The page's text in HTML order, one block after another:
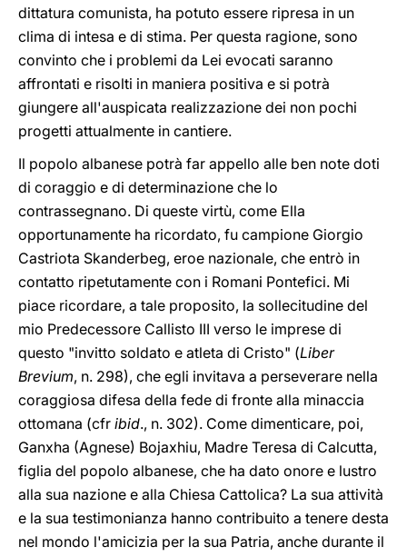
dittatura comunista, ha potuto essere ripresa in un
clima di intesa e di stima. Per questa ragione, sono
convinto che i problemi da Lei evocati saranno
affrontati e risolti in maniera positiva e si potrà
giungere all'auspicata realizzazione dei non pochi
progetti attualmente in cantiere.
Il popolo albanese potrà far appello alle ben note doti
di coraggio e di determinazione che lo
contrassegnano. Di queste virtù, come Ella
opportunamente ha ricordato, fu campione Giorgio
Castriota Skanderbeg, eroe nazionale, che entrò in
contatto ripetutamente con i Romani Pontefici. Mi
piace ricordare, a tale proposito, la sollecitudine del
mio Predecessore Callisto III verso le imprese di
questo "invitto soldato e atleta di Cristo" (Liber
Brevium, n. 298), che egli invitava a perseverare nella
coraggiosa difesa della fede di fronte alla minaccia
ottomana (cfr ibid., n. 302). Come dimenticare, poi,
Ganxha (Agnese) Bojaxhiu, Madre Teresa di Calcutta,
figlia del popolo albanese, che ha dato onore e lustro
alla sua nazione e alla Chiesa Cattolica? La sua attività
e la sua testimonianza hanno contribuito a tenere desta
nel mondo l'amicizia per la sua Patria, anche durante il